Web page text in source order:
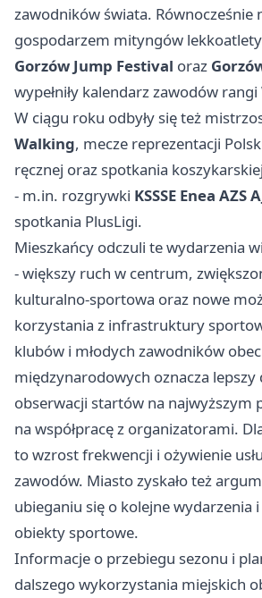
zawodników świata. Równocześnie
gospodarzem mityngów
Gorzów Jump Festival oraz
wypełniły kalendarz zawodów
W ciągu roku odbyły się też
Walking, mecze reprezentacji
ręcznej oraz spotkania
- m.in. rozgrywki KSSSE Enea AZS
spotkania PlusLigi.
Mieszkańcy odczuli te wydarzenia
- większy ruch w centrum,
kulturalno-sportowa oraz nowe
korzystania z infrastruktury
klubów i młodych zawodników
międzynarodowych oznacza lepszy
obserwacji startów na najwyższym
na współpracę z organizatorami.
to wzrost frekwencji i ożywienie
zawodów. Miasto zyskało też
ubieganiu się o kolejne wydarzenia
obiekty sportowe.
Informacje o przebiegu sezonu i
dalszego wykorzystania miejskich